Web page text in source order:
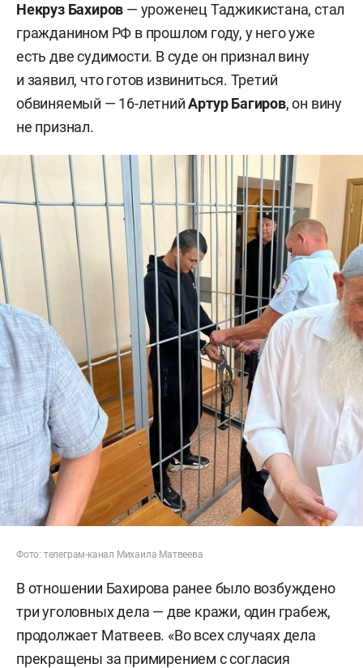
Некруз Бахиров — уроженец Таджикистана, стал
гражданином РФ в прошлом году, у него уже
есть две судимости. В суде он признал вину
и заявил, что готов извиниться. Третий
обвиняемый — 16-летнийАртур Багиров, он вину
не признал.
Фото: телеграм-канал Михаила Матвеева
В отношении Бахирова ранее было возбуждено
три уголовных дела — две кражи, один грабеж,
продолжает Матвеев. «Во всех случаях дела
прекращены за примирением с согласия